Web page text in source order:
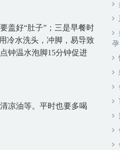
盖好“肚子”；三是早餐时
冷水洗头，冲脚，易导致
钟温水泡脚15分钟促进
凉油等。平时也要多喝
孕